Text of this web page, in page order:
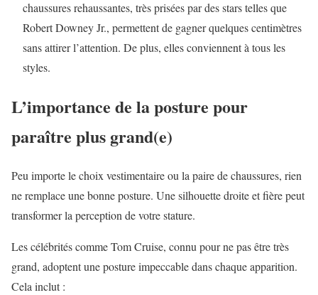
chaussures rehaussantes, très prisées par des stars telles que
Robert Downey Jr., permettent de gagner quelques centimètres
sans attirer l’attention. De plus, elles conviennent à tous les
styles.
L’importance de la posture pour
paraître plus grand(e)
Peu importe le choix vestimentaire ou la paire de chaussures, rien
ne remplace une bonne posture. Une silhouette droite et fière peut
transformer la perception de votre stature.
Les célébrités comme Tom Cruise, connu pour ne pas être très
grand, adoptent une posture impeccable dans chaque apparition.
Cela inclut :